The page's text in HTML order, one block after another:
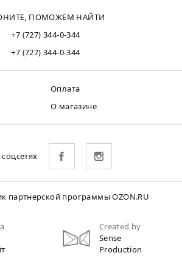
ПОМОЖЕМ НАЙТИ
+7 (727) 344-0-344
+7 (727) 344-0-344
Оплата
О магазине
партнерской программы OZON.RU
Created by
Sense
Production